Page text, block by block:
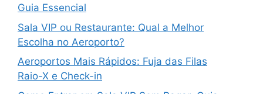
Guia Essencial
Sala VIP ou Restaurante: Qual a Melhor
Escolha no Aeroporto?
Aeroportos Mais Rápidos: Fuja das Filas
Raio-X e Check-in